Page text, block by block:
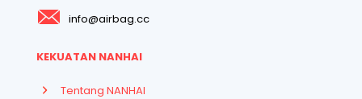
info@airbag.cc
KEKUATAN NANHAI
Tentang NANHAI